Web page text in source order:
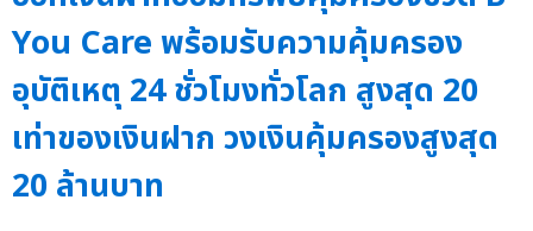
You Care พร้อมรับความคุ้มครอง
อุบัติเหตุ 24 ชั่วโมงทั่วโลก สูงสุด 20
เท่าของเงินฝาก วงเงินคุ้มครองสูงสุด
20 ล้านบาท